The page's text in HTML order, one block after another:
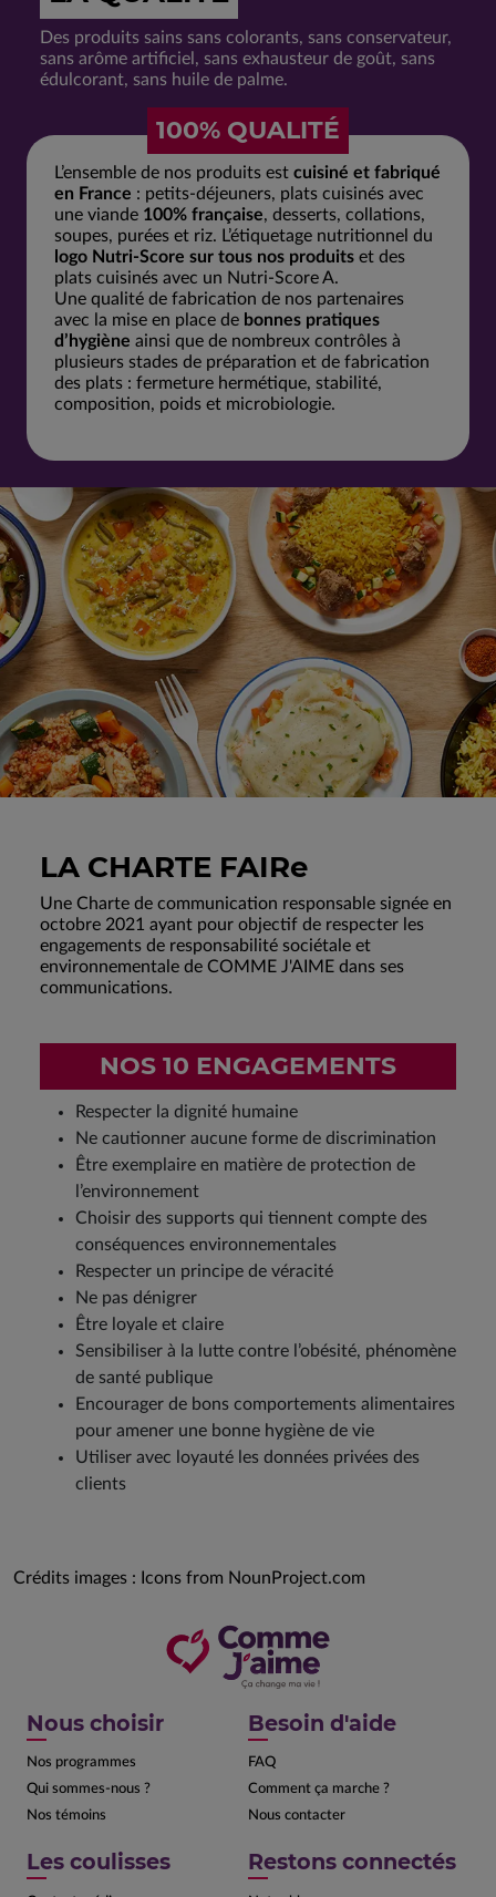
Des produits sains sans colorants, sans conservateur,
sans arôme artificiel, sans exhausteur de goût, sans
édulcorant, sans huile de palme.
100% QUALITÉ
L’ensemble de nos produits est cuisiné et fabriqué
en France : petits-déjeuners, plats cuisinés avec
une viande 100% française, desserts, collations,
soupes, purées et riz. L’étiquetage nutritionnel du
logo Nutri-Score sur tous nos produits et des
plats cuisinés avec un Nutri-Score A.
Une qualité de fabrication de nos partenaires
avec la mise en place de bonnes pratiques
d’hygiène ainsi que de nombreux contrôles à
plusieurs stades de préparation et de fabrication
des plats : fermeture hermétique, stabilité,
composition, poids et microbiologie.
LA CHARTE FAIRe
Une Charte de communication responsable signée en
octobre 2021 ayant pour objectif de respecter les
engagements de responsabilité sociétale et
environnementale de COMME J'AIME dans ses
communications.
NOS 10 ENGAGEMENTS
Respecter la dignité humaine
Ne cautionner aucune forme de discrimination
Être exemplaire en matière de protection de
l’environnement
Choisir des supports qui tiennent compte des
conséquences environnementales
Respecter un principe de véracité
Ne pas dénigrer
Être loyale et claire
Sensibiliser à la lutte contre l’obésité, phénomène
de santé publique
Encourager de bons comportements alimentaires
pour amener une bonne hygiène de vie
Utiliser avec loyauté les données privées des
clients
Crédits images : Icons from NounProject.com
Nous choisir
Nos programmes
Qui sommes-nous ?
Nos témoins
Besoin d'aide
FAQ
Comment ça marche ?
Nous contacter
Les coulisses Restons connectés